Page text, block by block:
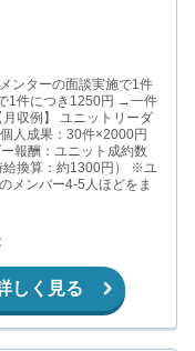
ンターの面談実施で1件
1件につき1250円 →一件
収例】 ユニットリーダ
人成果：30件×2000円
：ユニット成約数
換算：約1300円） ※ユ
メンバー4-5人ほどをま
しく見る